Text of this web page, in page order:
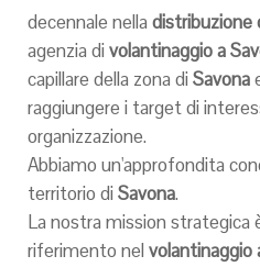
decennale nella distribuzione
agenzia di volantinaggio a
capillare della zona di Savona
raggiungere i target di
organizzazione.
Abbiamo un'approfondita
territorio di Savona.
La nostra mission strategica
riferimento nel volantinaggio